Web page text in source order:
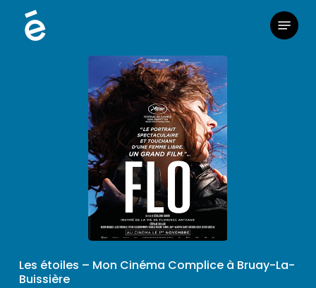
Menu
Les étoiles – Mon Cinéma Complice à Bruay-La-
Buissière